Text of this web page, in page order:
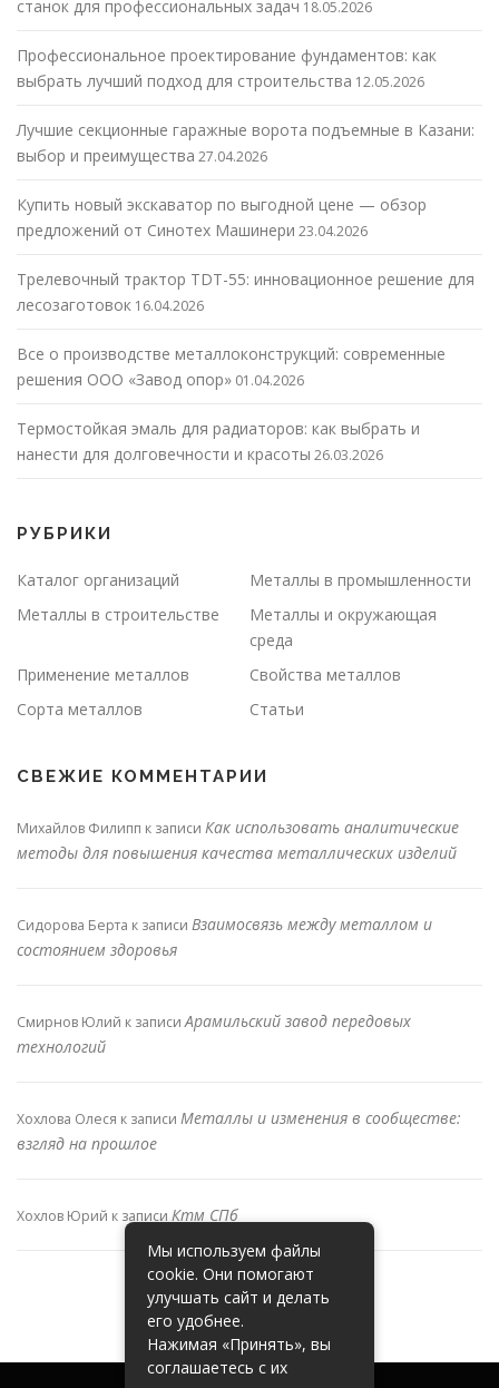
станок для профессиональных задач 18.05.2026
Профессиональное проектирование фундаментов: как
выбрать лучший подход для строительства 12.05.2026
Лучшие секционные гаражные ворота подъемные в Казани:
выбор и преимущества 27.04.2026
Купить новый экскаватор по выгодной цене — обзор
предложений от Синотех Машинери 23.04.2026
Трелевочный трактор TDT-55: инновационное решение для
лесозаготовок 16.04.2026
Все о производстве металлоконструкций: современные
решения ООО «Завод опор» 01.04.2026
Термостойкая эмаль для радиаторов: как выбрать и
нанести для долговечности и красоты 26.03.2026
РУБРИКИ
Каталог организаций
Металлы в промышленности
Металлы в строительстве
Металлы и окружающая
среда
Применение металлов
Свойства металлов
Сорта металлов
Статьи
СВЕЖИЕ КОММЕНТАРИИ
Михайлов Филипп к записи Как использовать аналитические
методы для повышения качества металлических изделий
Сидорова Берта к записи Взаимосвязь между металлом и
состоянием здоровья
Смирнов Юлий к записиАрамильский завод передовых
технологий
Хохлова Олеся к записи Металлы и изменения в сообществе:
взгляд на прошлое
Хохлов Юрий к записи Ктм СПб
Мы используем файлы
cookie. Они помогают
улучшать сайт и делать
его удобнее.
Нажимая «Принять», вы
соглашаетесь с их